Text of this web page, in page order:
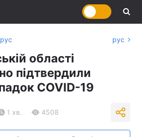
рус
області
підтвердили
COVID-19
1 хв. 4508